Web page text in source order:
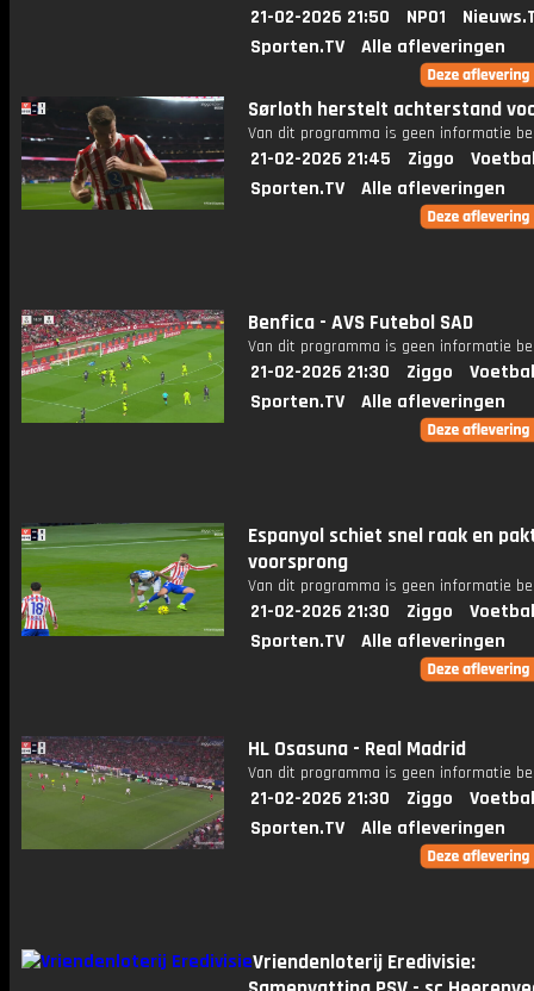
21-02-2026 21:50 NPO1
Sporten.TV
Alle afleveringen
Sørloth herstelt achterstand
Van dit programma is geen informatie
21-02-2026 21:45 Ziggo
Sporten.TV
Alle afleveringen
Benfica - AVS Futebol SAD
Van dit programma is geen informatie
21-02-2026 21:30 Ziggo
Sporten.TV
Alle afleveringen
Espanyol schiet snel raak en
voorsprong
Van dit programma is geen informatie
21-02-2026 21:30 Ziggo
Sporten.TV
Alle afleveringen
HL Osasuna - Real Madrid
Van dit programma is geen informatie
21-02-2026 21:30 Ziggo
Sporten.TV
Alle afleveringen
Vriendenloterij Eredivisie: